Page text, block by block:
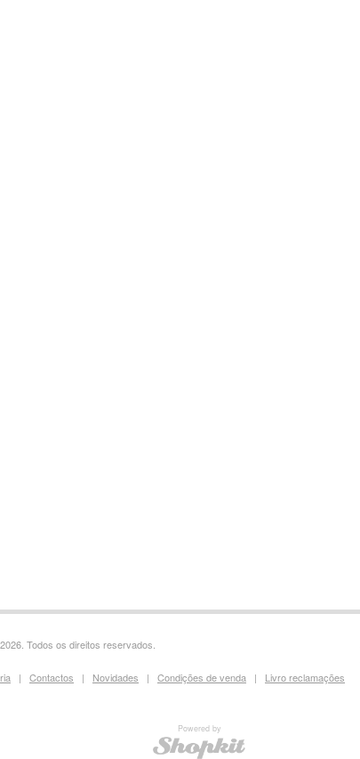
2026. Todos os direitos reservados.
| Contactos | Novidades | Condições de venda | Livro reclamações
Powered by